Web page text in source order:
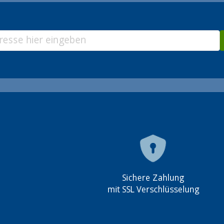
Sichere Zahlung
mit SSL Verschlüsselung